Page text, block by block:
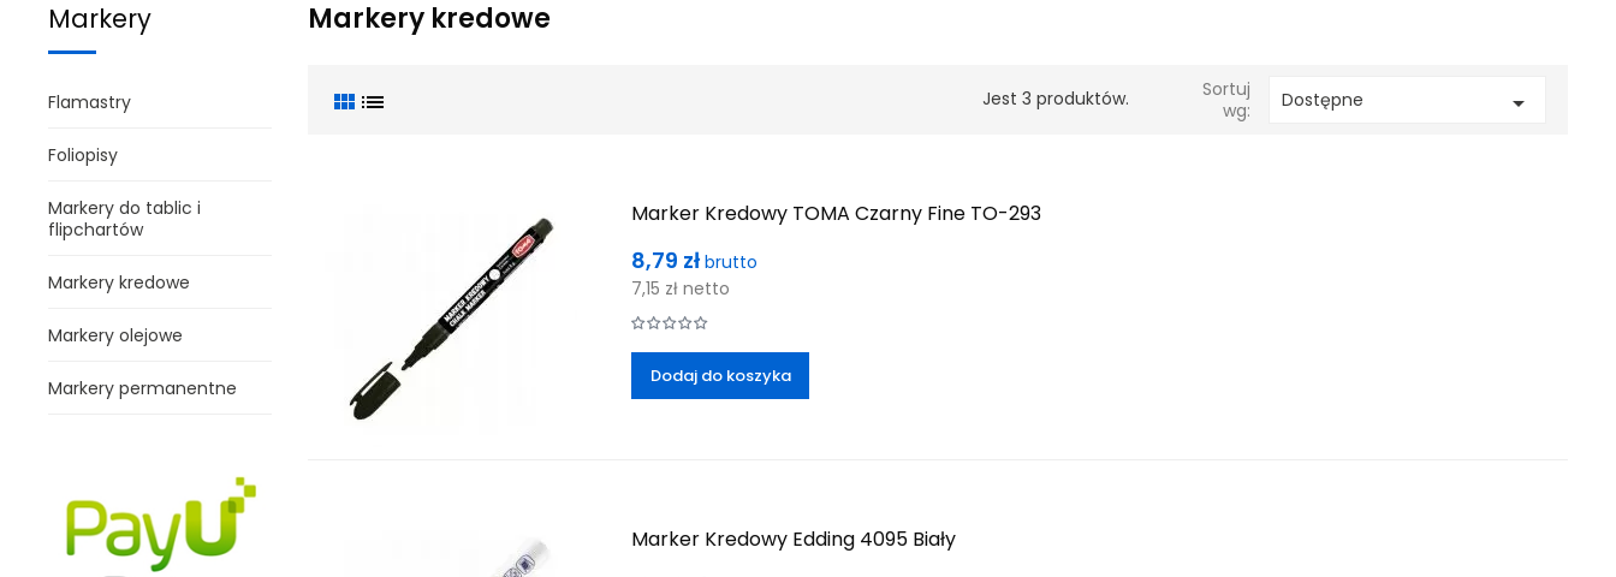
Markery
Flamastry
Foliopisy
Markery do tablic i
flipchartów
Markery kredowe
Markery olejowe
Markery permanentne
Markery kredowe
view_module list Jest 3 produktów.
Sortuj
wg:
Dostępne 
Marker Kredowy TOMA Czarny Fine TO-293
Cena
8,79 złbrutto
7,15 zł netto
Dodaj do koszyka
Marker Kredowy Edding 4095 Biały